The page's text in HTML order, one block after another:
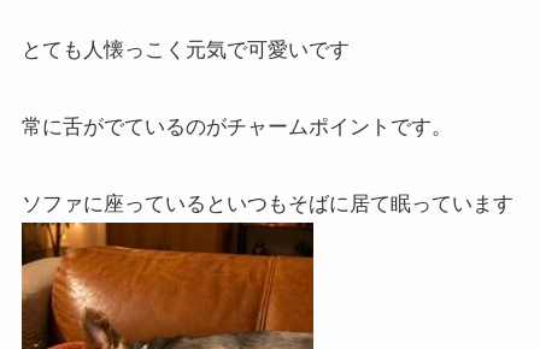
とても人懐っこく元気で可愛いです
常に舌がでているのがチャームポイントです。
ソファに座っていると いつもそばに居て眠っています